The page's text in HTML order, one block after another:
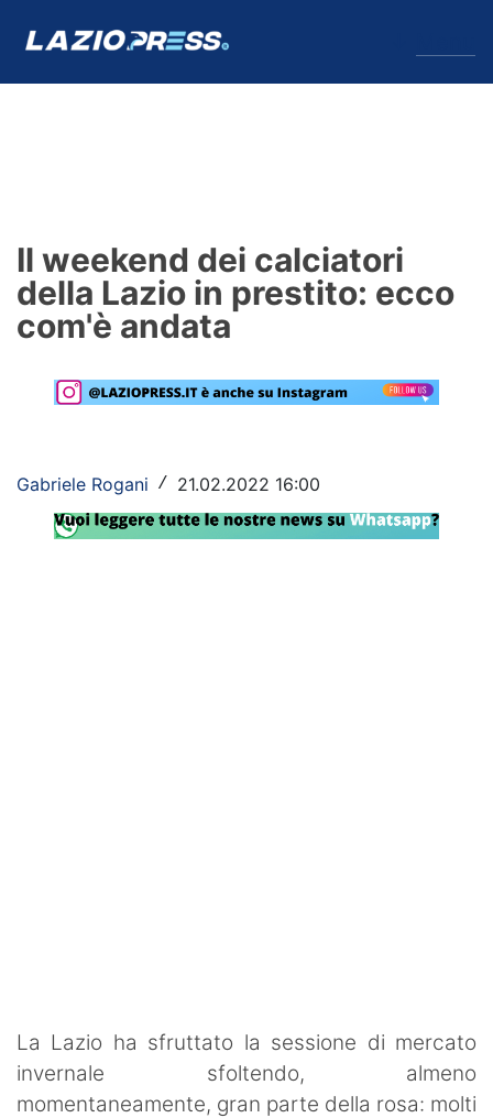
Formello
Infortuni
Primavera
Lazio Women
Rassegna Lazio
Contatti
Il weekend dei calciatori
della Lazio in prestito: ecco
com'è andata
Gabriele Rogani / 21.02.2022 16:00
La Lazio ha sfruttato la sessione di mercato
invernale sfoltendo, almeno
momentaneamente, gran parte della rosa: molti